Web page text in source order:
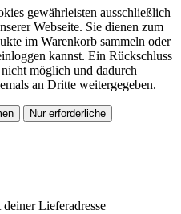
gewährleisten ausschließlich
Webseite. Sie dienen zum
im Warenkorb sammeln oder
kannst. Ein Rückschluss
möglich und dadurch
an Dritte weitergegeben.
Nur erforderliche
deiner Lieferadresse